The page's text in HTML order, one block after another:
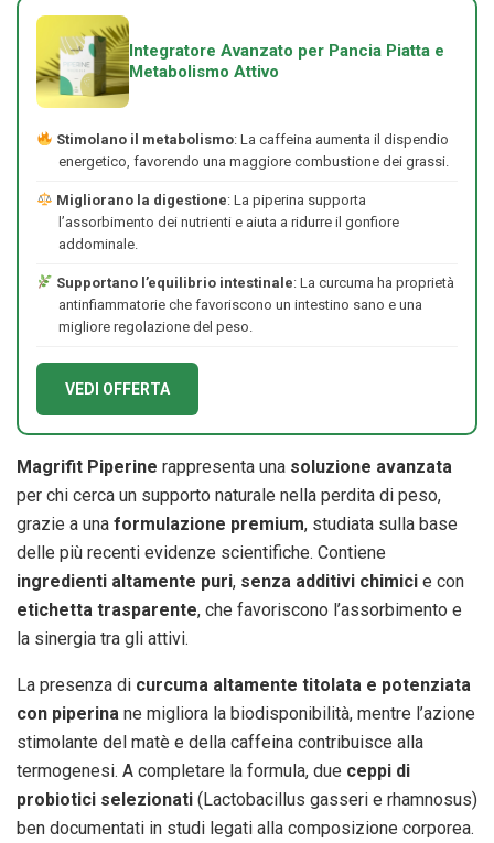
Integratore Avanzato per Pancia Piatta e
Metabolismo Attivo
Stimolano il metabolismo: La caffeina aumenta il dispendio
energetico, favorendo una maggiore combustione dei grassi.
Migliorano la digestione: La piperina supporta
l’assorbimento dei nutrienti e aiuta a ridurre il gonfiore
addominale.
Supportano l’equilibrio intestinale: La curcuma ha proprietà
antinfiammatorie che favoriscono un intestino sano e una
migliore regolazione del peso.
VEDI OFFERTA
Magrifit Piperine rappresenta una soluzione avanzata
per chi cerca un supporto naturale nella perdita di peso,
grazie a una formulazione premium, studiata sulla base
delle più recenti evidenze scientifiche. Contiene
ingredienti altamente puri, senza additivi chimici e con
etichetta trasparente, che favoriscono l’assorbimento e
la sinergia tra gli attivi.
La presenza di curcuma altamente titolata e potenziata
con piperina ne migliora la biodisponibilità, mentre l’azione
stimolante del matè e della caffeina contribuisce alla
termogenesi. A completare la formula, due ceppi di
probiotici selezionati (Lactobacillus gasseri e rhamnosus)
ben documentati in studi legati alla composizione corporea.